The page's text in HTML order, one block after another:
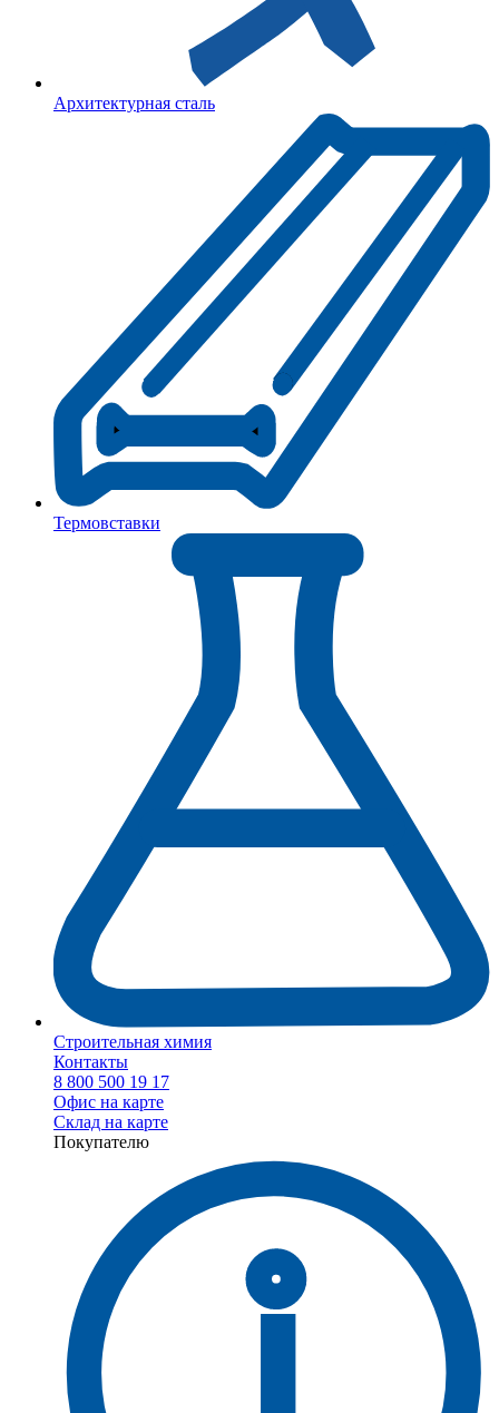
Архитектурная сталь
Термовставки
Строительная химия
Контакты
8 800 500 19 17
Офис на карте
Склад на карте
Покупателю